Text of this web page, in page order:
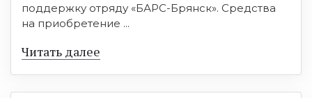
поддержку отряду «БАРС-Брянск». Средства
на приобретение ...
Читать далее